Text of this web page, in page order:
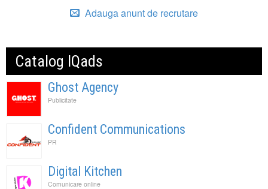
Adauga anunt de recrutare
Catalog IQads
Ghost Agency
Publicitate
Confident Communications
PR
Digital Kitchen
Comunicare online